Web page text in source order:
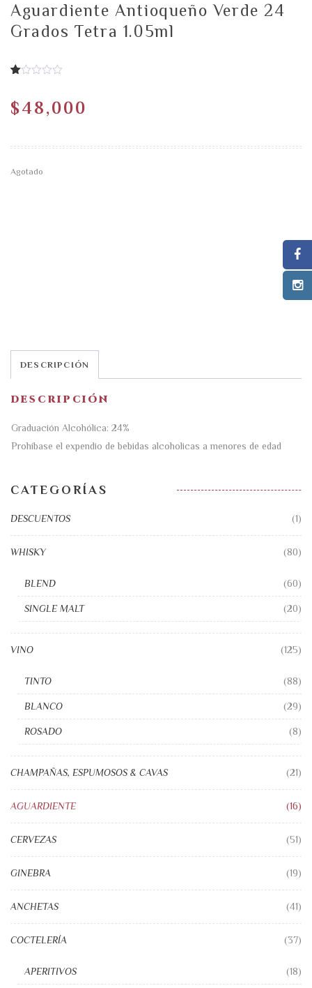
Aguardiente Antioqueño Verde 24
Grados Tetra 1.05ml
basado
en
$48,000
Agotado
DESCRIPCIÓN
DESCRIPCIÓN
Graduación Alcohólica: 24%
Prohíbase el expendio de bebidas alcoholicas a menores de edad
CATEGORÍAS
DESCUENTOS (1)
WHISKY (80)
BLEND (60)
SINGLE MALT (20)
VINO (125)
TINTO (88)
BLANCO (29)
ROSADO (8)
CHAMPAÑAS, ESPUMOSOS & CAVAS (21)
AGUARDIENTE (16)
CERVEZAS (51)
GINEBRA (19)
ANCHETAS (41)
COCTELERÍA (37)
APERITIVOS (18)